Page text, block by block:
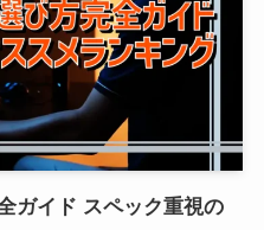
ガイド スペック重視の